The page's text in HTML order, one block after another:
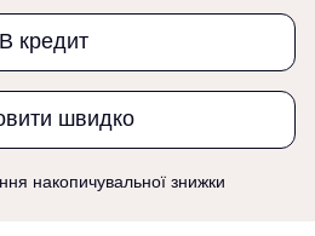
В кредит
швидко
накопичувальної знижки